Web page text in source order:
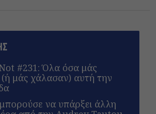
#231: Όλα όσα μάς
μάς χάλασαν) αυτή την
να υπάρξει άλλη